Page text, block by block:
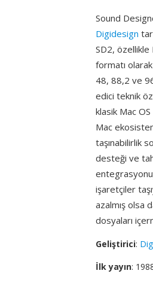
Sound
Digidesign
SD2,
formatı
48, 88,2 ve
edici teknik
klasik Mac
Mac
taşınabilirlik
desteği ve
işaretçiler
azalmış olsa
dosyaları
Geliştirici:
İlk yayın: